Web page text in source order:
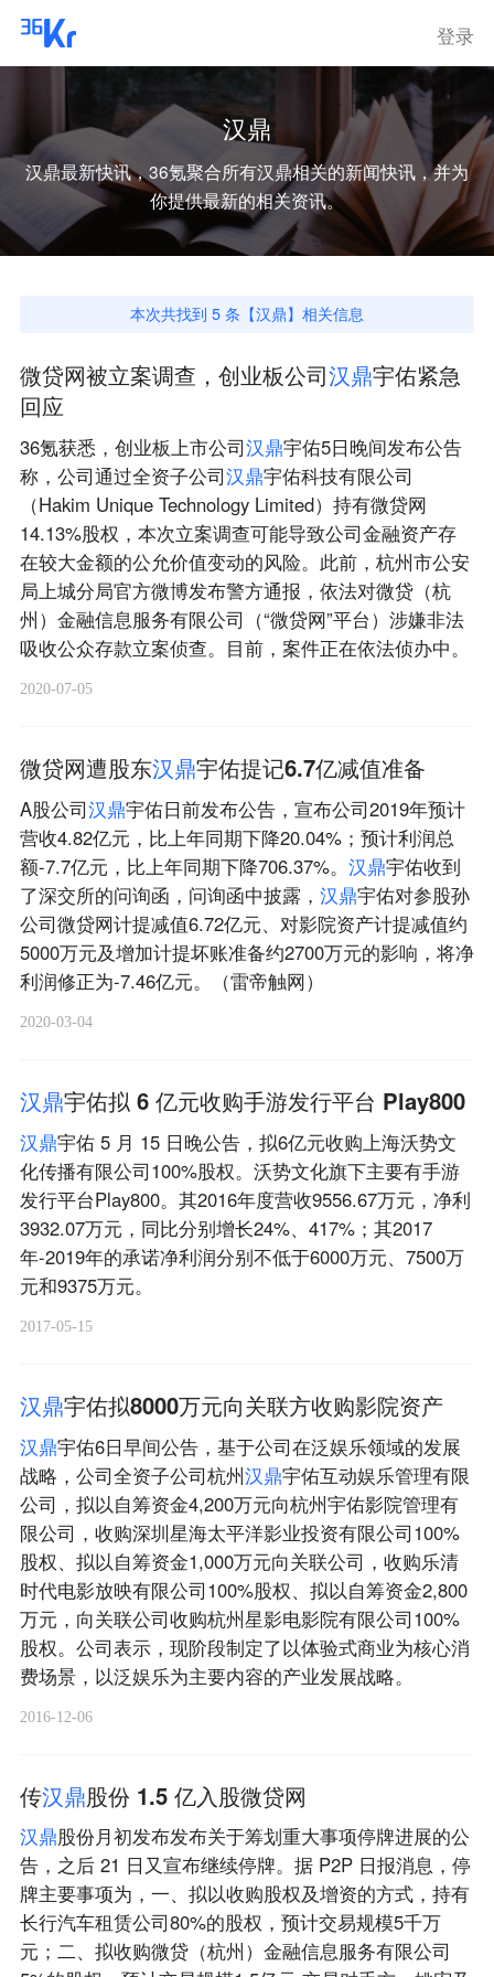
登录
汉鼎
汉鼎最新快讯，36氪聚合所有汉鼎相关的新闻快讯，并为
你提供最新的相关资讯。
本次共找到 5 条【汉鼎】相关信息
微贷网被立案调查，创业板公司汉鼎宇佑紧急
回应
36氪获悉，创业板上市公司汉鼎宇佑5日晚间发布公告
称，公司通过全资子公司汉鼎宇佑科技有限公司
（Hakim Unique Technology Limited）持有微贷网
14.13%股权，本次立案调查可能导致公司金融资产存
在较大金额的公允价值变动的风险。此前，杭州市公安
局上城分局官方微博发布警方通报，依法对微贷（杭
州）金融信息服务有限公司（“微贷网”平台）涉嫌非法
吸收公众存款立案侦查。目前，案件正在依法侦办中。
2020-07-05
微贷网遭股东汉鼎宇佑提记6.7亿减值准备
A股公司汉鼎宇佑日前发布公告，宣布公司2019年预计
营收4.82亿元，比上年同期下降20.04%；预计利润总
额-7.7亿元，比上年同期下降706.37%。 汉鼎宇佑收到
了深交所的问询函，问询函中披露， 汉鼎宇佑对参股孙
公司微贷网计提减值6.72亿元、对影院资产计提减值约
5000万元及增加计提坏账准备约2700万元的影响，将净
利润修正为-7.46亿元。（雷帝触网）
2020-03-04
汉鼎宇佑拟 6 亿元收购手游发行平台 Play800
汉鼎宇佑 5 月 15 日晚公告，拟6亿元收购上海沃势文
化传播有限公司100%股权。沃势文化旗下主要有手游
发行平台Play800。其2016年度营收9556.67万元，净利
3932.07万元，同比分别增长24%、417%；其2017
年-2019年的承诺净利润分别不低于6000万元、7500万
元和9375万元。
2017-05-15
汉鼎宇佑拟8000万元向关联方收购影院资产
汉鼎宇佑6日早间公告，基于公司在泛娱乐领域的发展
战略，公司全资子公司杭州汉鼎宇佑互动娱乐管理有限
公司，拟以自筹资金4,200万元向杭州宇佑影院管理有
限公司，收购深圳星海太平洋影业投资有限公司100%
股权、拟以自筹资金1,000万元向关联公司，收购乐清
时代电影放映有限公司100%股权、拟以自筹资金2,800
万元，向关联公司收购杭州星影电影院有限公司100%
股权。公司表示，现阶段制定了以体验式商业为核心消
费场景，以泛娱乐为主要内容的产业发展战略。
2016-12-06
传汉鼎股份 1.5 亿入股微贷网
汉鼎股份月初发布发布关于筹划重大事项停牌进展的公
告，之后 21 日又宣布继续停牌。据 P2P 日报消息，停
牌主要事项为，一、拟以收购股权及增资的方式，持有
长行汽车租赁公司80%的股权，预计交易规模5千万
元；二、拟收购微贷（杭州）金融信息服务有限公司